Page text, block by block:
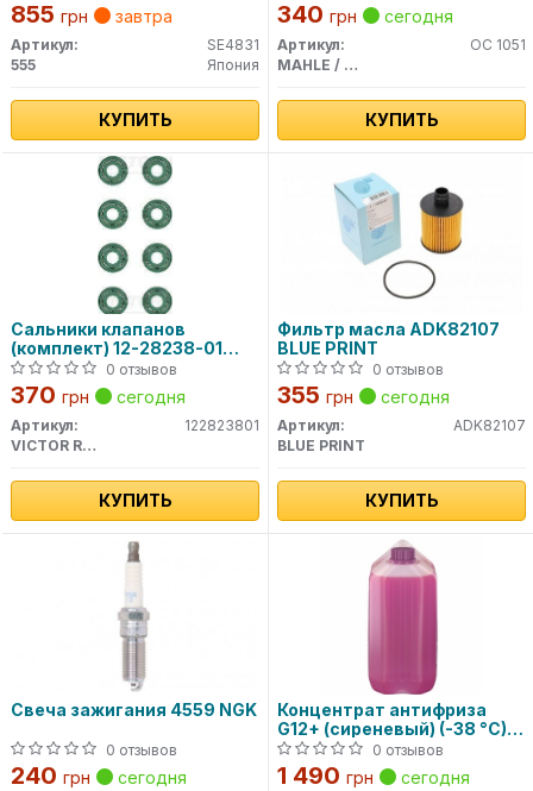
855 грн завтра
Артикул:
SE4831
555
Япония
КУПИТЬ
340 грн сегодня
Артикул:
OC 1051
MAHLE / KNECHT
КУПИТЬ
Сальники клапанов
(комплект) 12-28238-01
VICTOR REINZ0 отзывов
370 грн сегодня
Артикул:
122823801
VICTOR REINZ
КУПИТЬ
Фильтр масла ADK82107
BLUE PRINT
0 отзывов
355 грн сегодня
Артикул:
ADK82107
BLUE PRINT
КУПИТЬ
Свеча зажигания 4559 NGK
0 отзывов
240 грн сегодня
Концентрат антифриза
G12+ (сиреневый) (-38 °C)
5L SWAG
0 отзывов
1 490 грн сегодня